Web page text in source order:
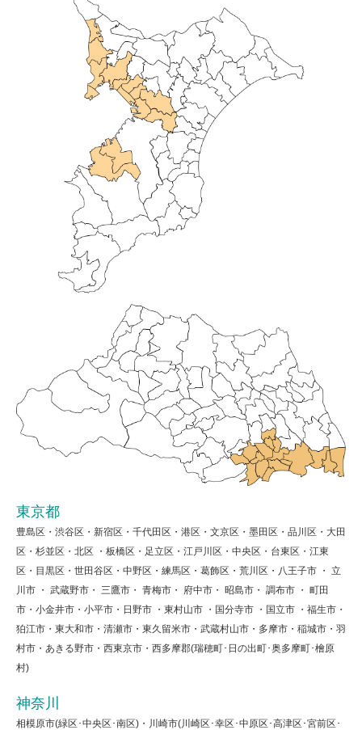
東京都
豊島区・渋谷区・新宿区・千代田区・港区・文京区・墨田区・品川区・大田
区・杉並区・北区 ・板橋区・足立区・江戸川区・中央区・台東区・江東
区・目黒区・世田谷区・中野区・練馬区・葛飾区・荒川区・八王子市 ・ 立
川市 ・ 武蔵野市・ 三鷹市・ 青梅市・ 府中市・ 昭島市・ 調布市 ・ 町田
市・小金井市・小平市・日野市 ・東村山市 ・国分寺市 ・国立市 ・福生市・
狛江市・東大和市・清瀬市・東久留米市・武蔵村山市・多摩市・稲城市・羽
村市・あきる野市・西東京市・西多摩郡(瑞穂町･日の出町･奥多摩町･檜原
村)
神奈川
相模原市(緑区･中央区･南区)・川崎市(川崎区･幸区･中原区･高津区･宮前区･